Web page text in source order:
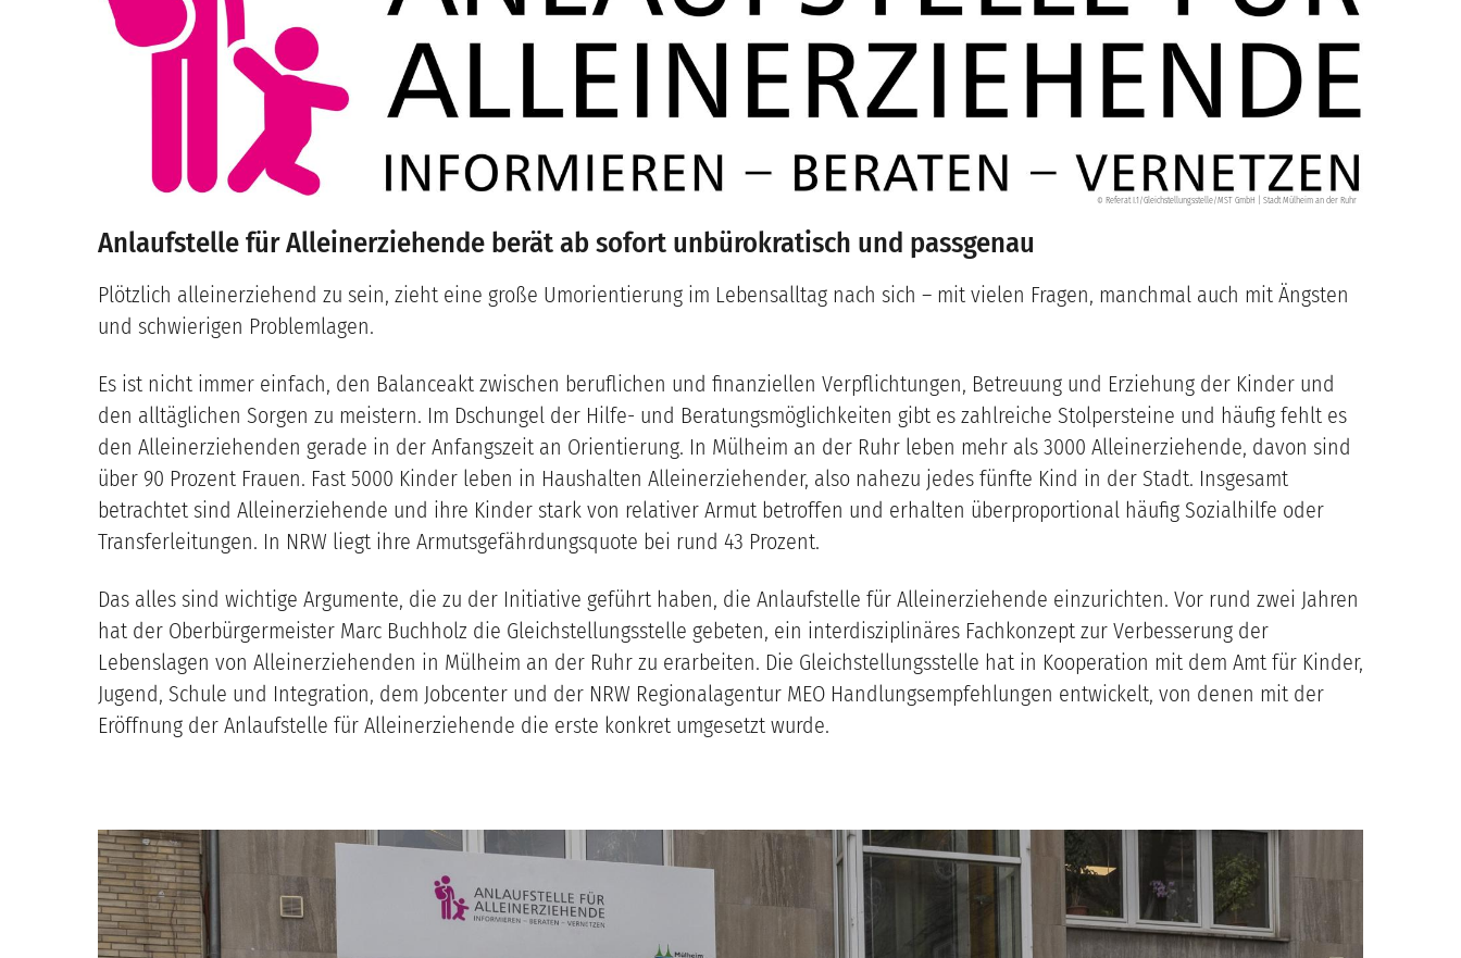
© Referat I.1/Gleichstellungsstelle/MST GmbH | Stadt Mülheim an der Ruhr
Anlaufstelle für Alleinerziehende berät ab sofort unbürokratisch und passgenau
Plötzlich alleinerziehend zu sein, zieht eine große Umorientierung im Lebensalltag nach sich – mit vielen Fragen, manchmal auch mit Ängsten
und schwierigen Problemlagen.
Es ist nicht immer einfach, den Balanceakt zwischen beruflichen und finanziellen Verpflichtungen, Betreuung und Erziehung der Kinder und
den alltäglichen Sorgen zu meistern. Im Dschungel der Hilfe- und Beratungsmöglichkeiten gibt es zahlreiche Stolpersteine und häufig fehlt es
den Alleinerziehenden gerade in der Anfangszeit an Orientierung. In Mülheim an der Ruhr leben mehr als 3000 Alleinerziehende, davon sind
über 90 Prozent Frauen. Fast 5000 Kinder leben in Haushalten Alleinerziehender, also nahezu jedes fünfte Kind in der Stadt. Insgesamt
betrachtet sind Alleinerziehende und ihre Kinder stark von relativer Armut betroffen und erhalten überproportional häufig Sozialhilfe oder
Transferleitungen. In NRW liegt ihre Armutsgefährdungsquote bei rund 43 Prozent.
Das alles sind wichtige Argumente, die zu der Initiative geführt haben, die Anlaufstelle für Alleinerziehende einzurichten. Vor rund zwei Jahren
hat der Oberbürgermeister Marc Buchholz die Gleichstellungsstelle gebeten, ein interdisziplinäres Fachkonzept zur Verbesserung der
Lebenslagen von Alleinerziehenden in Mülheim an der Ruhr zu erarbeiten. Die Gleichstellungsstelle hat in Kooperation mit dem Amt für Kinder,
Jugend, Schule und Integration, dem Jobcenter und der NRW Regionalagentur MEO Handlungsempfehlungen entwickelt, von denen mit der
Eröffnung der Anlaufstelle für Alleinerziehende die erste konkret umgesetzt wurde.